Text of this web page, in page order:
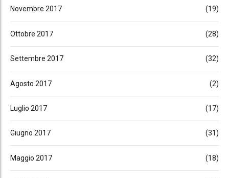
Novembre 2017 (19)
Ottobre 2017 (28)
Settembre 2017 (32)
Agosto 2017 (2)
Luglio 2017 (17)
Giugno 2017 (31)
Maggio 2017 (18)